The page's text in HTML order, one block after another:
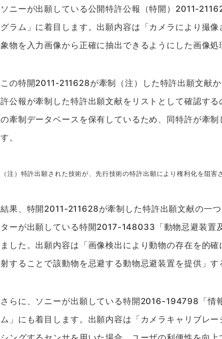
ソニーが出願している公開特許公報（特開）2011-
グラム」に着目します。出願内容は「カメラにより撮
象物を入力画像から正確に抽出できるようにした画像
この特開2011-211628が牽制 （注）
した特許出願文献
許公報が牽制した特許出願文献をリストとして確認す
の牽制データベースを保有しているため、同特許が牽
す。
（注）特許出願された技術が、先行技術の特許出願により権利化を阻害
結果、特開2011-211628が牽制した特許出願文献の一
ターが出願している特開2017-148033「動物忌避装置
ました。出願内容は「画像検出により動物の存在を的
射することで該動物を忌避する動物忌避装置を提供」す
さらに、ソニーが出願している特開2016-194798「情
ム」にも着目します。出願内容は「カメラキャリブレ